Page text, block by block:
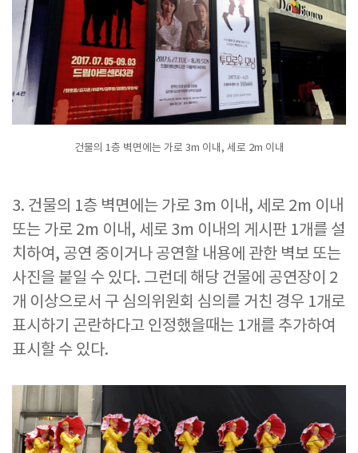
건물의 1층 벽면에는 가로 3m 이내, 세로 2m 이내
3. 건물의 1층 벽면에는 가로 3m 이내, 세로 2m 이내
또는 가로 2m 이내, 세로 3m 이내의 게시판 1개를 설
치하여, 공연 중이거나 공연할 내용에 관한 벽보 또는
사진을 붙일 수 있다. 그런데 해당 건물에 공연장이 2
개 이상으로서 구 심의위원회 심의를 거친 경우 1개로
표시하기 곤란하다고 인정했을때는 1개를 추가하여
표시할 수 있다.